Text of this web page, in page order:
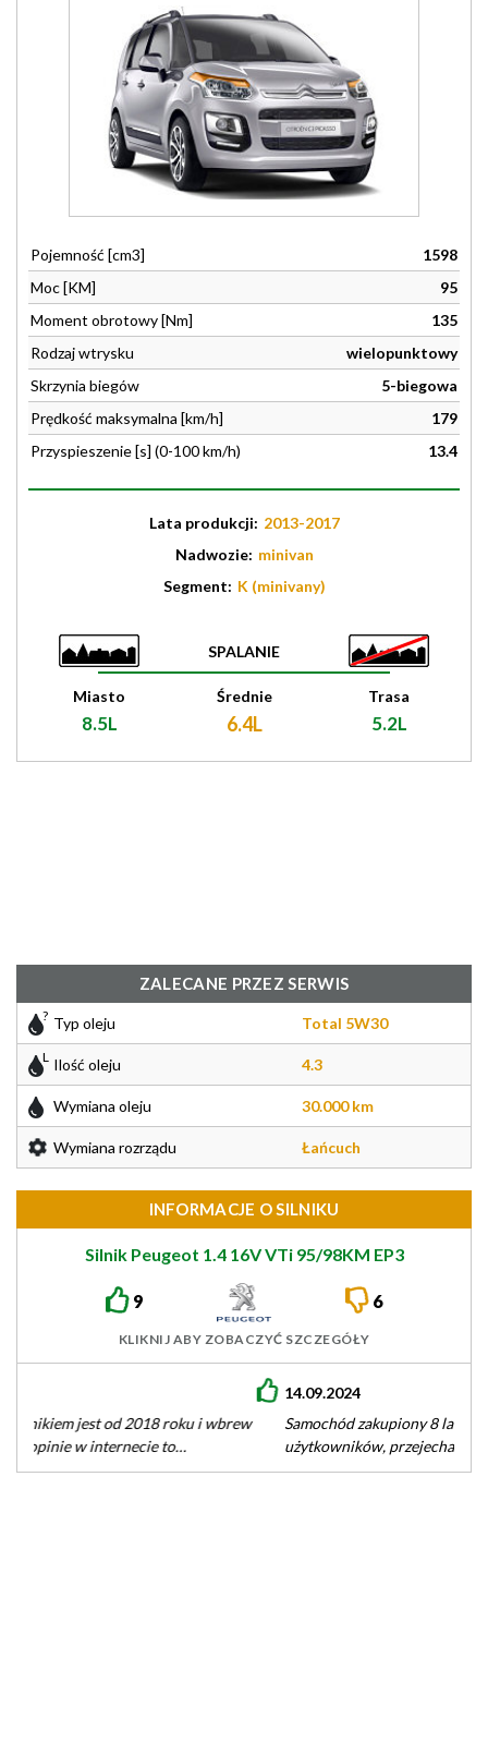
Pojemność [cm3]
1598
Moc [KM]
95
Moment obrotowy [Nm]
135
Rodzaj wtrysku
wielopunktowy
Skrzynia biegów
5-biegowa
Prędkość maksymalna [km/h]
179
Przyspieszenie [s] (0-100 km/h)
13.4
Lata produkcji: 2013-2017
Nadwozie: minivan
Segment: K (minivany)
SPALANIE
Miasto
8.5L
Średnie
6.4L
Trasa
5.2L
ZALECANE PRZEZ SERWIS
Typ oleju Total 5W30
Ilość oleju 4.3
Wymiana oleju 30.000 km
Wymiana rozrządu Łańcuch
INFORMACJE O SILNIKU
Silnik Peugeot 1.4 16V VTi 95/98KM EP3
9 6
KLIKNIJ ABY ZOBACZYĆ SZCZEGÓŁY
Samochód zakupiony 8 lat temu. W rodzinie kilku
użytkowników, przejechał 220 tys. kilometrów w gazie Lovato.
Nogę mam ciężką, a…